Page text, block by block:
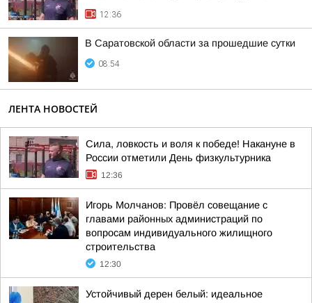
12:36
В Саратовской области за прошедшие сутки
08:54
ЛЕНТА НОВОСТЕЙ
Сила, ловкость и воля к победе! Накануне в
России отметили День физкультурника
12:36
Игорь Молчанов: Провёл совещание с
главами районных администраций по
вопросам индивидуального жилищного
строительства
12:30
Устойчивый дерен белый: идеальное